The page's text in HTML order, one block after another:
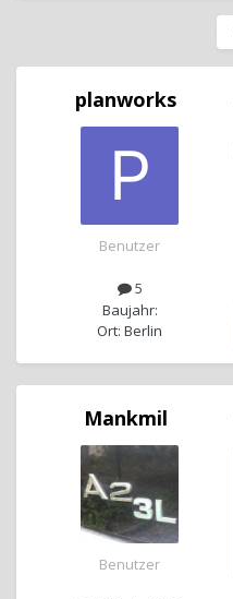
planworks
Benutzer
5
Baujahr:
Ort: Berlin
Mankmil
Benutzer